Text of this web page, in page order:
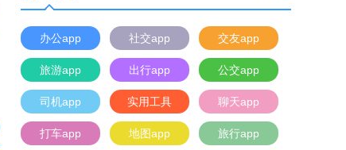
办公app 社交app 交友app
旅游app 出行app 公交app
司机app 实用工具 聊天app
打车app 地图app 旅行app